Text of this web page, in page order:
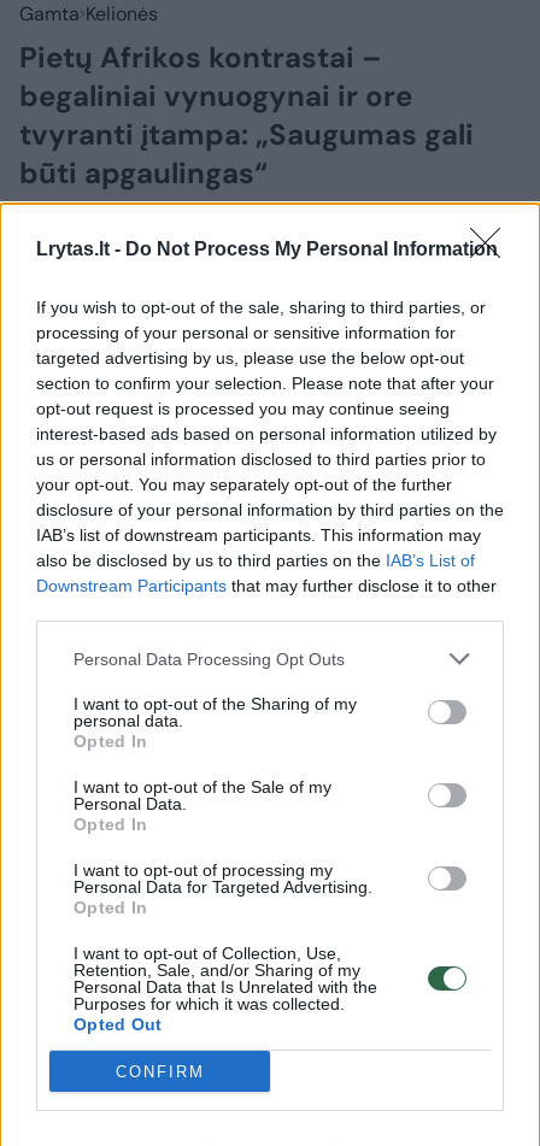
Lrytas.lt - Do Not Process My Personal Information
If you wish to opt-out of the sale, sharing to third parties, or
processing of your personal or sensitive information for
targeted advertising by us, please use the below opt-out
section to confirm your selection. Please note that after your
opt-out request is processed you may continue seeing
interest-based ads based on personal information utilized by
us or personal information disclosed to third parties prior to
your opt-out. You may separately opt-out of the further
disclosure of your personal information by third parties on the
IAB’s list of downstream participants. This information may
also be disclosed by us to third parties on the IAB’s List of
Downstream Participants that may further disclose it to other
Personal Data Processing Opt Outs
I want to opt-out of the Sharing of my
personal data.
Opted In
I want to opt-out of the Sale of my
Personal Data.
Opted In
I want to opt-out of processing my
Personal Data for Targeted Advertising.
Opted In
I want to opt-out of Collection, Use,
Retention, Sale, and/or Sharing of my
Personal Data that Is Unrelated with the
Purposes for which it was collected.
Opted Out
CONFIRM
Gamta Kelionės
Pietų Afrikos kontrastai –
begaliniai vynuogynai ir ore
tvyranti įtampa: „Saugumas gali
būti apgaulingas“
Lrytas.lt
„Sužalota savo istorijos, tačiau aplankyti
ją tikrai verta“, – taip apie Pietų Afrikos
Respubliką (PAR) sako šią žiemą ją
aplankęs Rimas Raščius.
„Pirmas įspūdis tik atvykus į Pietų Afrikos
Respubliką – kad atsidūrei tikrai ne tame
žemyne: puikūs keliai, tvarkingi miesteliai. Be
abejo, Pietų Afrika yra viena turtingiausių
žemyno šalių pagal BVP, bet, kaip ir visose
kitose šalyse, turtinė nelygybė yra didžiulė,